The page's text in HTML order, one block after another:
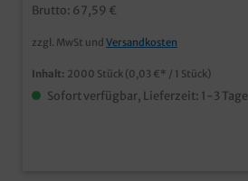
Brutto: 67,59 €
zzgl. MwSt und Versandkosten
Inhalt: 2000 Stück (0,03 €* / 1 Stück)
Sofort verfügbar, Lieferzeit: 1-3 Tage